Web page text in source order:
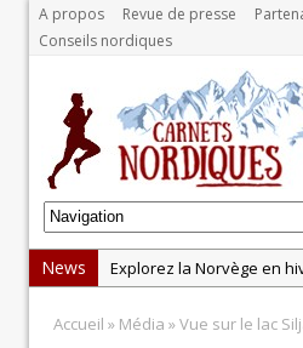
A propos Revue de presse
Conseils nordiques
News
Explorez la Norvège en
Test: balance Tanita BC-
Accueil » Média » Vue sur le lac